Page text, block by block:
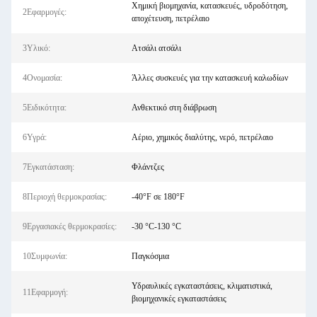
2Εφαρμογές:
Χημική βιομηχανία, κατασκευές, υδροδότηση,
αποχέτευση, πετρέλαιο
3Υλικό: Ατσάλι ατσάλι
4Ονομασία: Άλλες συσκευές για την κατασκευή καλωδίων
5Ειδικότητα: Ανθεκτικό στη διάβρωση
6Υγρά: Αέριο, χημικός διαλύτης, νερό, πετρέλαιο
7Εγκατάσταση: Φλάντζες
8Περιοχή θερμοκρασίας: -40°F σε 180°F
9Εργασιακές θερμοκρασίες: -30 °C-130 °C
10Συμφωνία: Παγκόσμια
11Εφαρμογή:
Υδραυλικές εγκαταστάσεις, κλιματιστικά,
βιομηχανικές εγκαταστάσεις